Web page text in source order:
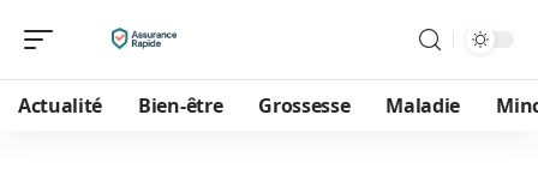
Actualité Bien-être Grossesse Maladie